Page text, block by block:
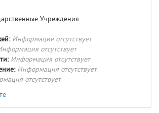
Учреждения
Информация отсутствует
отсутствует
Информация отсутствует
Информация отсутствует
отсутствует